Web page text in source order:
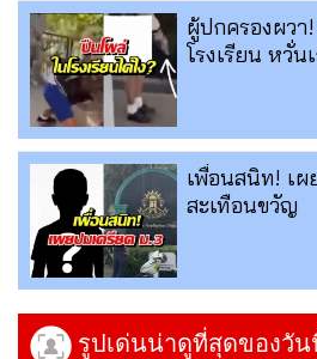
ผู้ปกครองผวา
โรงเรียน หวั่น
เพื่อนสนิท! เผ
สะเทือนขวัญ
รูปเด่นน่าดูที่สุดของวั